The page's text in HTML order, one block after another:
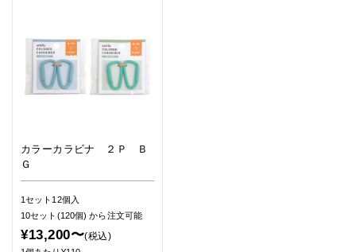
カラーカラビナ ２Ｐ Ｂ
Ｇ
1セット12個入
10セット(120個)から注文可能
¥13,200〜(税込)